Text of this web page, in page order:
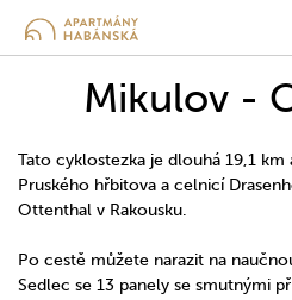
Mikulov -
Tato cyklostezka je dlouhá 19,1
Pruského hřbitova a celnicí
Ottenthal v Rakousku.
Po cestě můžete narazit na
Sedlec se 13 panely se smutnými